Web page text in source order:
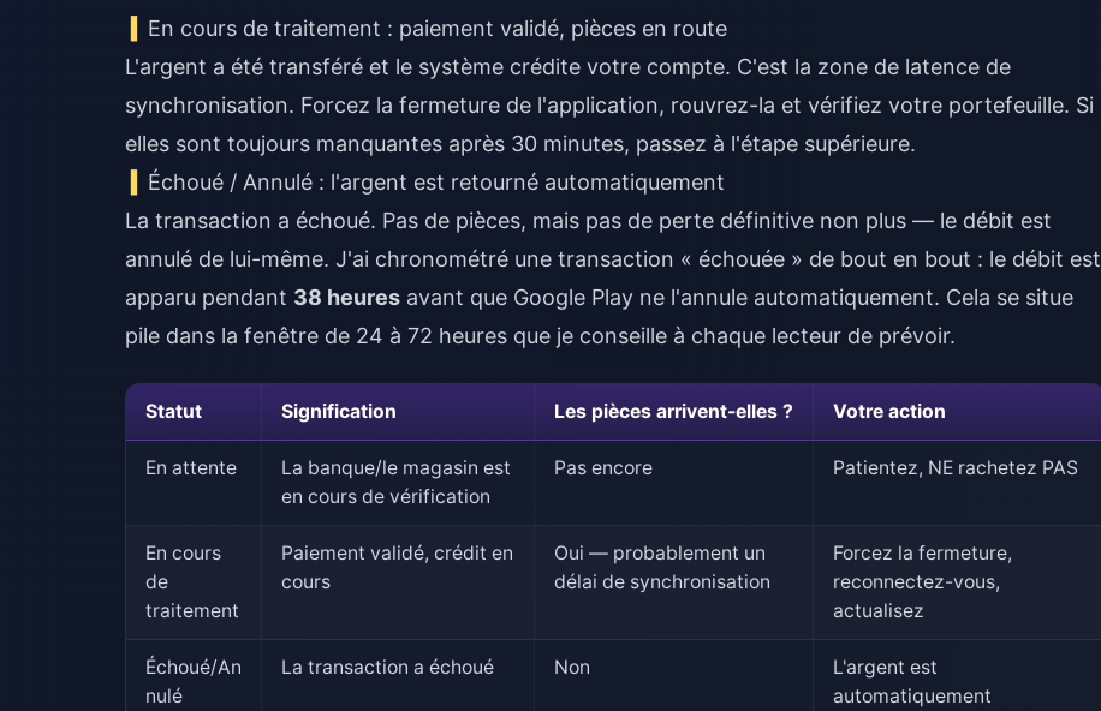
En cours de traitement : paiement validé, pièces en route
L'argent a été transféré et le système crédite votre compte. C'est la zone de latence de
synchronisation. Forcez la fermeture de l'application, rouvrez-la et vérifiez votre portefeuille. Si
elles sont toujours manquantes après 30 minutes, passez à l'étape supérieure.
Échoué / Annulé : l'argent est retourné automatiquement
La transaction a échoué. Pas de pièces, mais pas de perte définitive non plus — le débit est
annulé de lui-même. J'ai chronométré une transaction « échouée » de bout en bout : le débit est
apparu pendant 38 heures avant que Google Play ne l'annule automatiquement. Cela se situe
pile dans la fenêtre de 24 à 72 heures que je conseille à chaque lecteur de prévoir.
Statut Signification Les pièces arrivent-elles ? Votre action
En attente
La banque/le magasin est
en cours de vérification
Pas encore Patientez, NE rachetez PAS
En cours
de
traitement
Paiement validé, crédit en
cours
Oui — probablement un
délai de synchronisation
Forcez la fermeture,
reconnectez-vous,
actualisez
Échoué/An
nulé
La transaction a échoué Non
L'argent est
automatiquement